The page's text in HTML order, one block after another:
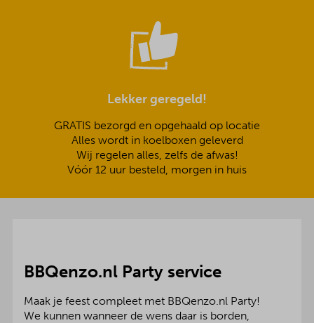
Lekker geregeld!
GRATIS bezorgd en opgehaald op locatie
Alles wordt in koelboxen geleverd
Wij regelen alles, zelfs de afwas!
Vóór 12 uur besteld, morgen in huis
BBQenzo.nl Party service
Maak je feest compleet met BBQenzo.nl Party!
We kunnen wanneer de wens daar is borden,